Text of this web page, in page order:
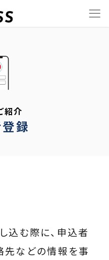
紹介
録
込む際に、申込者
先などの情報を事